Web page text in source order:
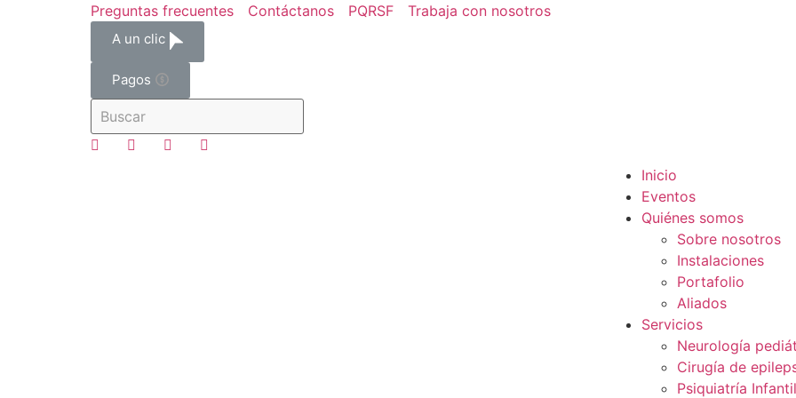
Preguntas frecuentes Contáctanos PQRSF Trabaja con nosotros
A un clic
Pagos
Inicio
Eventos
Quiénes somos
Sobre nosotros
Instalaciones
Portafolio
Aliados
Servicios
Neurología
Cirugía de
Psiquiatría Infantil